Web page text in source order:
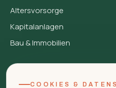
Altersvorsorge
Kapitalanlagen
Bau & Immobilien
COOKIES &